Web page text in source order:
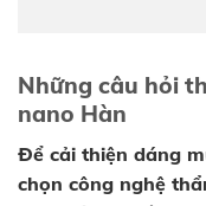
Những câu hỏi
nano Hàn
Để cải thiện dáng
chọn công nghệ